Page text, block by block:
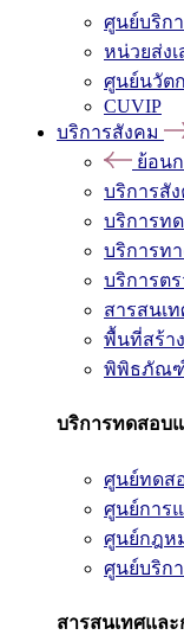
ศูนย์บริก
หน่วยส่ง
ศูนย์นวัตก
CUVIP
บริการสังคม
ย้อน
บริการสั
บริการท
บริการท
บริการต
สารสนเ
พื้นที่สร้า
พิพิธภัณ
บริการทดสอบ
ศูนย์ทดส
ศูนย์การ
ศูนย์กฎห
ศูนย์บริก
สารสนเทศแล